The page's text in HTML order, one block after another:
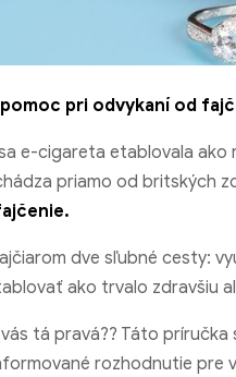
pri odvykaní od
e-cigareta etablovala ako
priamo od britských
dve sľubné cesty:
ako trvalo zdravšiu
tá pravá?? Táto
rozhodnutie pre